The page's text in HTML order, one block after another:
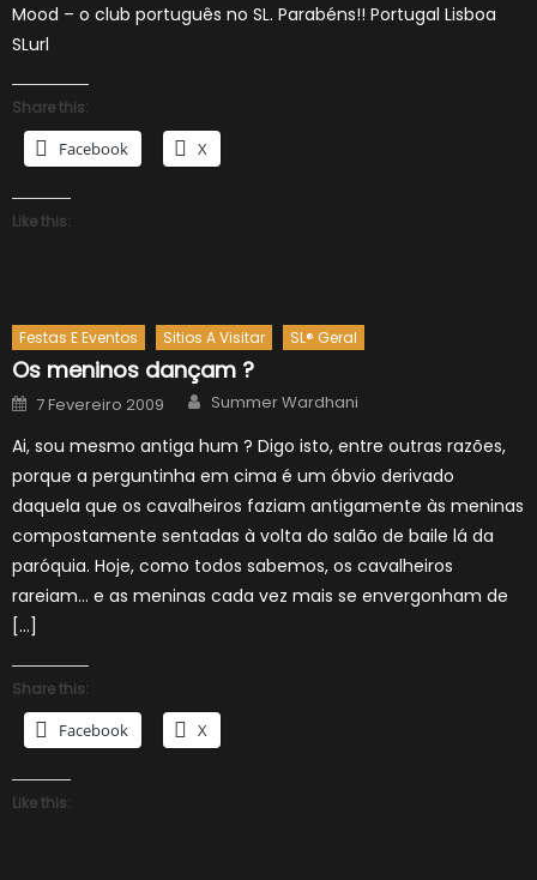
Mood – o club português no SL. Parabéns!! Portugal Lisboa
SLurl
Share this:
Facebook X
Like this:
Festas E Eventos Sitios A Visitar SL® Geral
Os meninos dançam ?
Posted
on
7 Fevereiro 2009 Author
Summer Wardhani
Ai, sou mesmo antiga hum ? Digo isto, entre outras razões,
porque a perguntinha em cima é um óbvio derivado
daquela que os cavalheiros faziam antigamente às meninas
compostamente sentadas à volta do salão de baile lá da
paróquia. Hoje, como todos sabemos, os cavalheiros
rareiam… e as meninas cada vez mais se envergonham de
[…]
Share this:
Facebook X
Like this: